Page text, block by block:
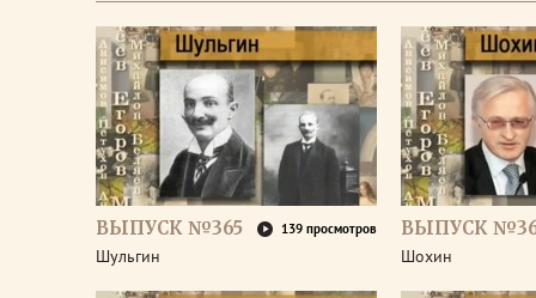
ВЫПУСК №365 139 просмотров
Шульгин
ВЫПУСК
Шохин